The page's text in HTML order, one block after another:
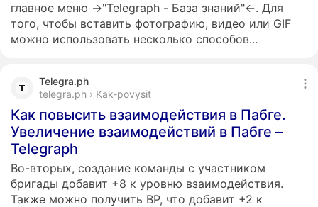
главное меню →"Telegraph - База знаний"←. Для
того, чтобы вставить фотографию, видео или GIF
можно использовать несколько способов...
Telegra.ph
telegra.ph › Kak-povysit
Как повысить взаимодействия в Пабге.
Увеличение взаимодействий в Пабге –
Telegraph
Во-вторых, создание команды с участником
бригады добавит +8 к уровню взаимодействия.
Также можно получить BP, что добавит +2 к